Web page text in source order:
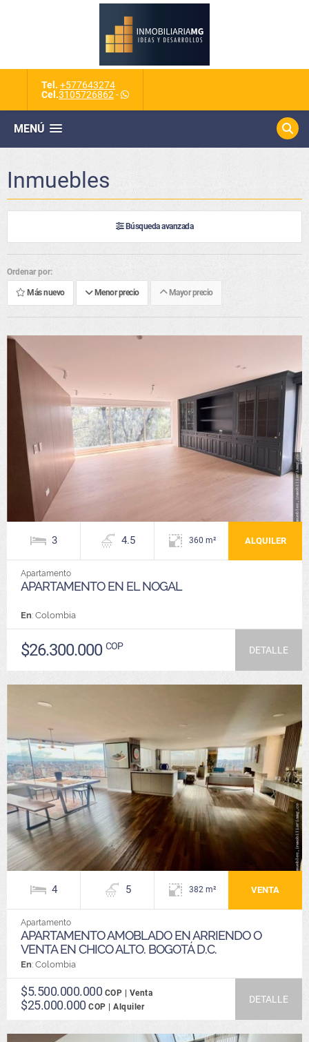
Tel. +577643274
Cel.3105726862 -
MENÚ
Inmuebles
Búsqueda avanzada
Ordenar por:
Más nuevo Menor precio Mayor precio
3 4.5 360 m² ALQUILER
Apartamento
APARTAMENTO EN EL NOGAL
En: Colombia
$26.300.000 COP DETALLE
4 5 382 m² VENTA
Apartamento
APARTAMENTO AMOBLADO EN ARRIENDO O
VENTA EN CHICO ALTO. BOGOTÁ D.C.
En: Colombia
$5.500.000.000 COP | Venta
$25.000.000 COP | Alquiler
DETALLE